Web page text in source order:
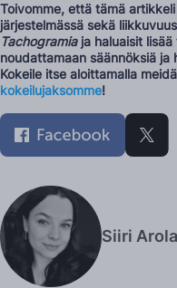
Toivomme, että tämä
järjestelmässä sekä
Tachogramiaja haluaisit lisää
noudattamaan säännöksiä
Kokeile itse aloittamalla
kokeilujaksomme!
Siiri Arola